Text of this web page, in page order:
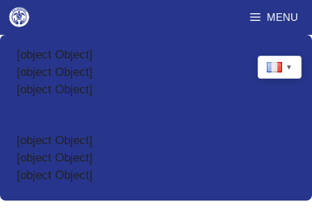
Aller
au
contenu
MENU
▼
[object Object]
[object Object]
[object Object]
[object Object]
[object Object]
[object Object]